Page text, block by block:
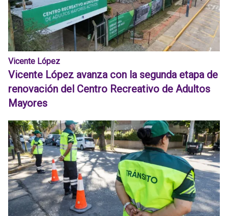
Vicente López
Vicente López avanza con la segunda etapa de
renovación del Centro Recreativo de Adultos
Mayores